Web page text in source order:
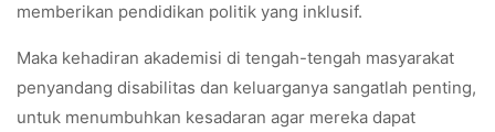
memberikan pendidikan politik yang inklusif.
Maka kehadiran akademisi di tengah-tengah masyarakat
penyandang disabilitas dan keluarganya sangatlah penting,
untuk menumbuhkan kesadaran agar mereka dapat